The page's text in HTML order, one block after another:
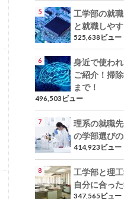
工学部の就
と就職しや
525,638ビュー
身近で使わ
ご紹介！掃
まで！
496,503ビュー
理系の就職
の学部選び
414,923ビュー
工学部と理
自分に合っ
347,565ビュー